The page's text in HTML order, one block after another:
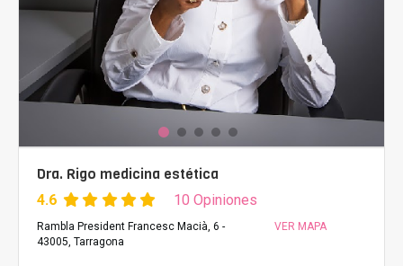
Dra. Rigo medicina estética
4.6 10 Opiniones
Rambla President Francesc Macià, 6 -
43005, Tarragona
VER MAPA